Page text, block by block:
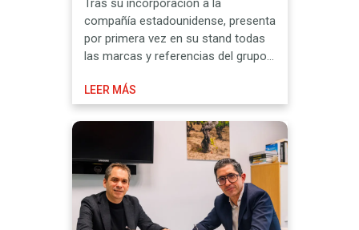
Tras su incorporación a la
compañía estadounidense, presenta
por primera vez en su stand todas
las marcas y referencias del grupo
sectores de foodservice, sanidad y
limpieza La oferta conjunta de las
marcas Araven, Carlisle, Elite, G.E.T.,
San Jamar y Winco ofrece el más
completo equipamiento profesional,
con una …
LEER MÁS